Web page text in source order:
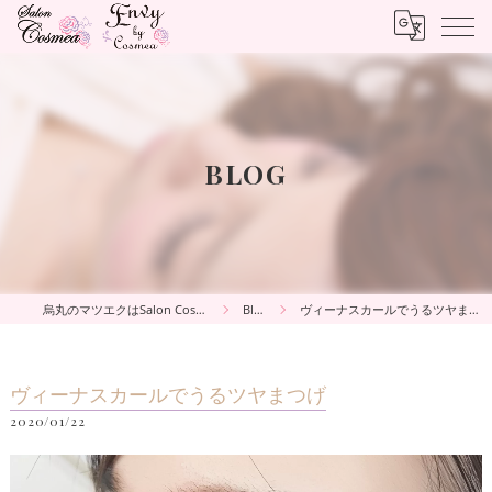
BLOG
烏丸のマツエクはSalon Cosmea Blog ヴィーナスカールでうるツヤまつげ
ヴィーナスカールでうるツヤまつげ
2020/01/22